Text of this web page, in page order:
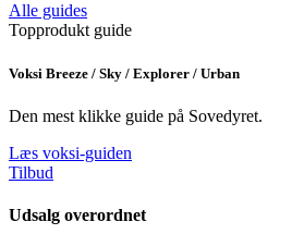
Alle guides
Topprodukt guide
Voksi Breeze / Sky / Explorer / Urban
Den mest klikke guide på Sovedyret.
Læs voksi-guiden
Tilbud
Udsalg overordnet